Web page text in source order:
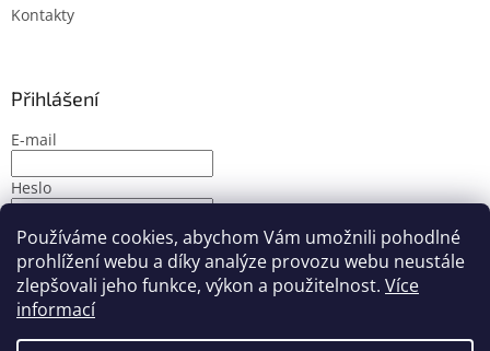
Používáme cookies, abychom Vám umožnili pohodlné
prohlížení webu a díky analýze provozu webu neustále
zlepšovali jeho funkce, výkon a použitelnost. Více
informací
Kontakty
Přihlášení
E-mail
Heslo
PŘIHLÁSIT SE
Nová registraceZapomenuté heslo